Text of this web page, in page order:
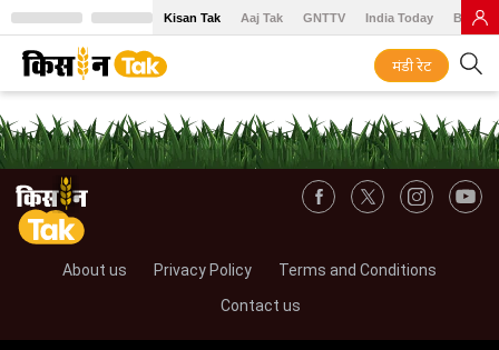
Kisan Tak Aaj Tak GNTTV India Today BT
मंडी रेट
About us Privacy Policy
Terms and Conditions
Contact us